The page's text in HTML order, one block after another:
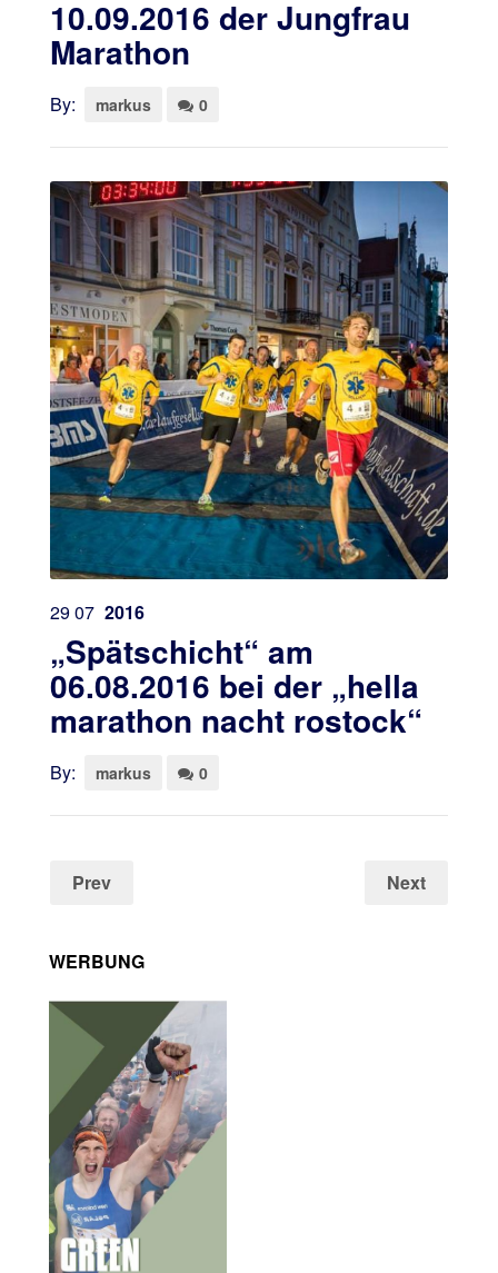
10.09.2016 der Jungfrau
Marathon
By: markus 0
2907 2016
„Spätschicht“ am
06.08.2016 bei der „hella
marathon nacht rostock“
By: markus 0
Prev Next
WERBUNG